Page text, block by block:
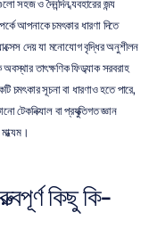
সহজ ও দৈনন্দিন ব্যবহারের জন্য
আপনাকে চমৎকার ধারণা দিতে
দেয় যা মনোযোগ বৃদ্ধির অনুশীলন
অবস্থার তাৎক্ষণিক ফিডব্যাক সরবরাহ
চমৎকার সূচনা বা ধারণাও হতে পারে,
টেকনিক্যাল বা প্রযুক্তিগত জ্ঞান
কিছু কি-